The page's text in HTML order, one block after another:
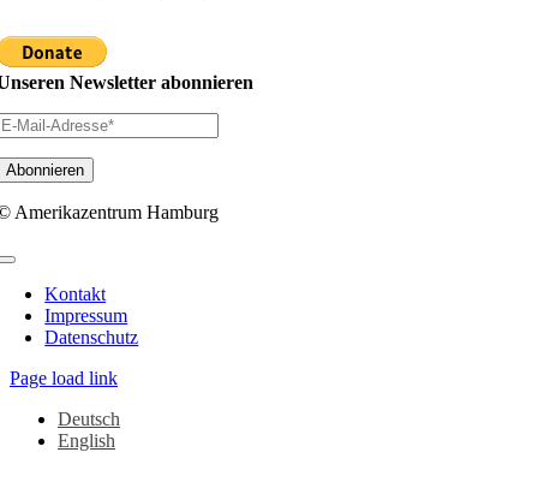
Newsletter abonnieren
Amerikazentrum Hamburg
Toggle
NavigationKontakt
Impressum
Datenschutz
Page load link
Deutsch
English